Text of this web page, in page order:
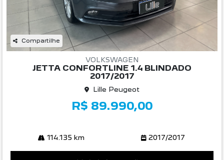
Compartilhe
VOLKSWAGEN
JETTA CONFORTLINE 1.4 BLINDADO
2017/2017
Lille Peugeot
R$ 89.990,00
114.135 km 2017/2017